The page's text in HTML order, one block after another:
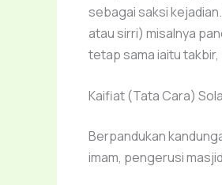
sebagai saksi
atau sirri) misalnya
tetap sama iaitu
Kaifiat (Tata Cara)
Berpandukan
imam, pengerusi